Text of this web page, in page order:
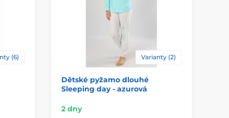
(6) Varianty (2)
Dětské pyžamo dlouhé
Sleeping day - azurová
2 dny